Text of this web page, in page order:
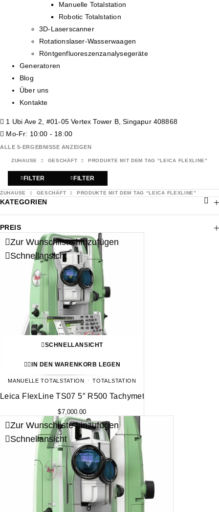
Manuelle Totalstation
Robotic Totalstation
3D-Laserscanner
Rotationslaser-Wasserwaagen
Röntgenfluoreszenzanalysegeräte
Generatoren
Blog
Über uns
Kontakte
1 Ubi Ave 2, #01-05 Vertex Tower B, Singapur 408868
Mo-Fr: 10:00 - 18:00
ALLE 5-ERGEBNISSE ANZEIGEN
ZUHAUSE GESCHÄFT PRODUKTE MIT DEM TAG “LEICA FLEXLINE”
FILTER FILTER
ZUHAUSE GESCHÄFT PRODUKTE MIT DEM TAG “LEICA FLEXLINE”
KATEGORIEN
PREIS
Zur Wunschliste hinzufügen
Schnellansicht
SCHNELLANSICHT
IN DEN WARENKORB LEGEN
MANUELLE TOTALSTATION TOTALSTATION
Leica FlexLine TS07 5″ R500 Tachymet
$7,000.00
Zur Wunschliste hinzufügen
Schnellansicht